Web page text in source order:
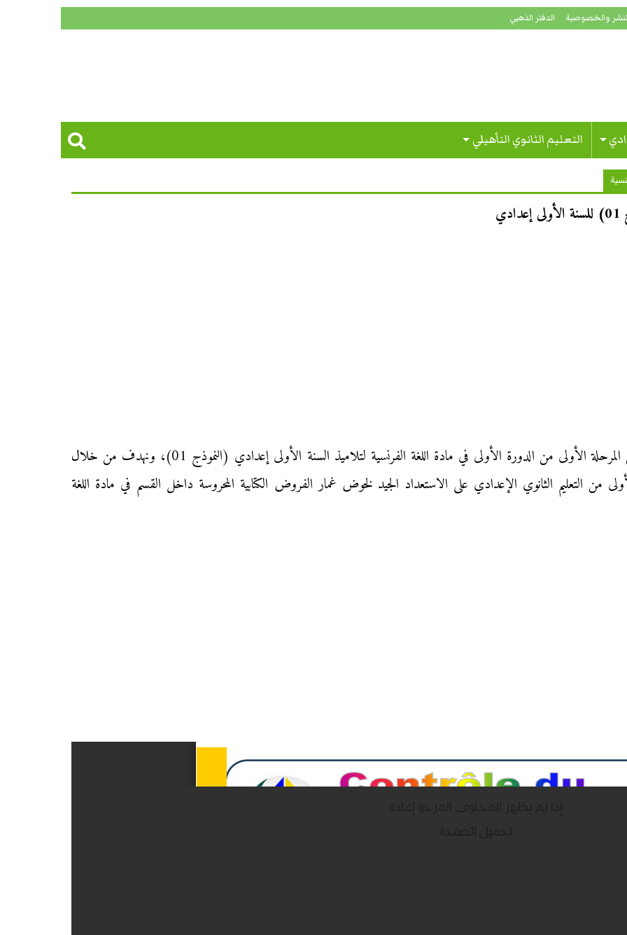
والخصوصية الدفتر الذهبي
التعليم الثانوي التأهيلي
نقدم إليكم زوار موقع «محفظتي» الفرض الأول من المرحلة الأولى من الدورة الأولى في مادة اللغة الفرنسية لتلاميذ السنة الأولى إعدادي (النموذج 01)، ونهدف من خلال
من التعليم الثانوي الإعدادي على الاستعداد الجيد لخوض غمار الفروض الكتابية المحروسة داخل القسم في مادة اللغة